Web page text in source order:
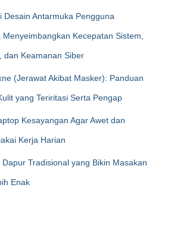
Desain Antarmuka Pengguna
Kecepatan Sistem,
dan Keamanan Siber
(Jerawat Akibat Masker): Panduan
yang Teriritasi Serta Pengap
Kesayangan Agar Awet dan
Kerja Harian
Tradisional yang Bikin Masakan
Enak